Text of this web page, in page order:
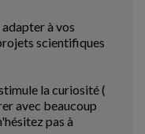
à vos
scientifiques
la curiosité (
avec beaucoup
pas à